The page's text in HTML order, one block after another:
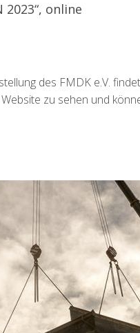
2023“, online
des FMDK e.V.
zu sehen und